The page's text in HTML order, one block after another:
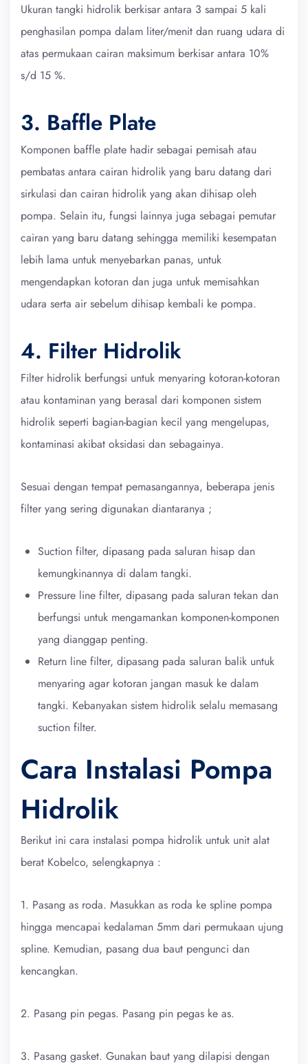
Ukuran tangki hidrolik berkisar antara 3 sampai 5 kali
penghasilan pompa dalam liter/menit dan ruang udara di
atas permukaan cairan maksimum berkisar antara 10%
s/d 15 %.
3. Baffle Plate
Komponen baffle plate hadir sebagai pemisah atau
pembatas antara cairan hidrolik yang baru datang dari
sirkulasi dan cairan hidrolik yang akan dihisap oleh
pompa. Selain itu, fungsi lainnya juga sebagai pemutar
cairan yang baru datang sehingga memiliki kesempatan
lebih lama untuk menyebarkan panas, untuk
mengendapkan kotoran dan juga untuk memisahkan
udara serta air sebelum dihisap kembali ke pompa.
4. Filter Hidrolik
Filter hidrolik berfungsi untuk menyaring kotoran-kotoran
atau kontaminan yang berasal dari komponen sistem
hidrolik seperti bagian-bagian kecil yang mengelupas,
kontaminasi akibat oksidasi dan sebagainya.
Sesuai dengan tempat pemasangannya, beberapa jenis
filter yang sering digunakan diantaranya ;
Suction filter, dipasang pada saluran hisap dan
kemungkinannya di dalam tangki.
Pressure line filter, dipasang pada saluran tekan dan
berfungsi untuk mengamankan komponen-komponen
yang dianggap penting.
Return line filter, dipasang pada saluran balik untuk
menyaring agar kotoran jangan masuk ke dalam
tangki. Kebanyakan sistem hidrolik selalu memasang
suction filter.
Cara Instalasi Pompa
Hidrolik
Berikut ini cara instalasi pompa hidrolik untuk unit alat
berat Kobelco, selengkapnya :
1. Pasang as roda. Masukkan as roda ke spline pompa
hingga mencapai kedalaman 5mm dari permukaan ujung
spline. Kemudian, pasang dua baut pengunci dan
kencangkan.
2. Pasang pin pegas. Pasang pin pegas ke as.
3. Pasang gasket. Gunakan baut yang dilapisi dengan